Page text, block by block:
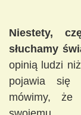
Niestety,
słuchamy
opinią ludzi
pojawia się
mówimy,